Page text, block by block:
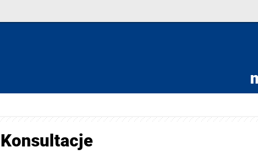
Konsultacje